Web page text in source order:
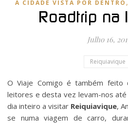
A CIDADE VISTA POR DENTRO ,
Roadtrip na
Julho 16,
Reiquiavique
O Viaje Comigo é também feito de viagens dos nossos
leitores e desta vez levam-nos
dia inteiro a visitar Reiquiavique,
se numa viagem de carro,